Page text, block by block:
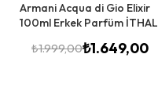
Armani Acqua di Gio Elixir
100ml Erkek Parfüm İTHAL
₺1.999,00₺1.649,00